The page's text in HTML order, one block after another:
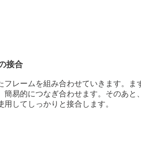
接合
フレームを組み合わせていきます。ま
簡易的につなぎ合わせます。そのあと
用してしっかりと接合します。